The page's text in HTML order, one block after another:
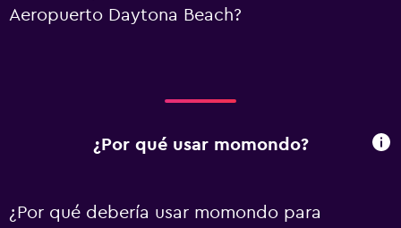
Aeropuerto Daytona Beach?
¿Por qué usar momondo?
¿Por qué debería usar momondo para